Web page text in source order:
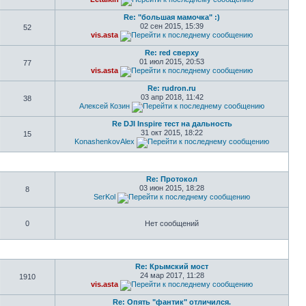
52
Re: "большая мамочка" :)
02 сен 2015, 15:39
vis.asta
77
Re: red сверху
01 июл 2015, 20:53
vis.asta
38
Re: rudron.ru
03 апр 2018, 11:42
Алексей Козин
15
Re DJI Inspire тест на дальность
31 окт 2015, 18:22
KonashenkovAlex
8
Re: Протокол
03 июн 2015, 18:28
SerKol
0 Нет сообщений
1910
Re: Крымский мост
24 мар 2017, 11:28
vis.asta
Re: Опять "фантик" отличился.